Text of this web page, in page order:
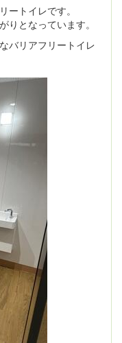
ートイレです。
りとなっています。
バリアフリートイレ